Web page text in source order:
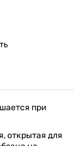
при
открытая для